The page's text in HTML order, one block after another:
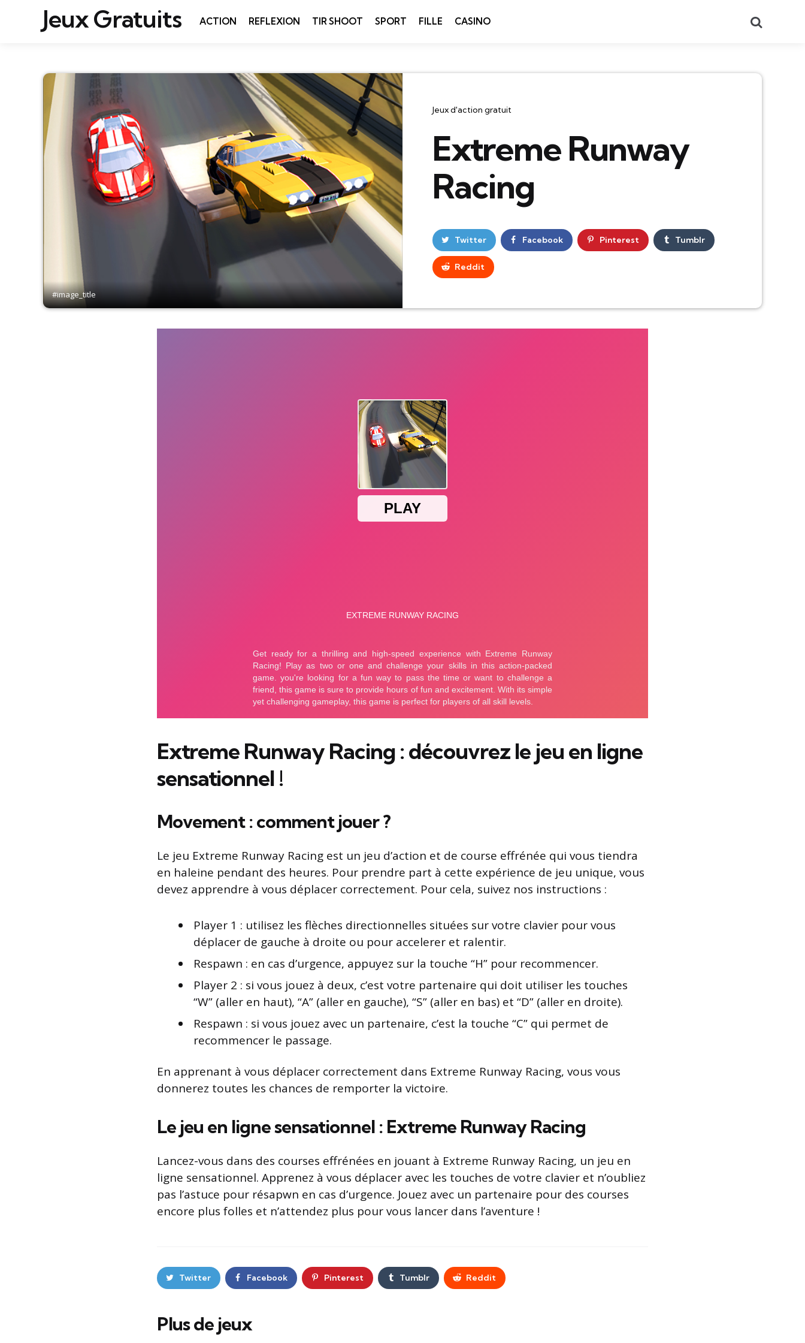
Jeux Gratuits ACTION REFLEXION TIR SHOOT SPORT FILLE CASINO
#image_title
Catégories
Jeux d'action gratuit
Extreme Runway
Racing
Twitter Facebook Pinterest Tumblr
Reddit
Extreme Runway Racing : découvrez le jeu en ligne
sensationnel !
Movement : comment jouer ?
Le jeu Extreme Runway Racing est un jeu d’action et de course effrénée qui vous tiendra
en haleine pendant des heures. Pour prendre part à cette expérience de jeu unique, vous
devez apprendre à vous déplacer correctement. Pour cela, suivez nos instructions :
Player 1 : utilisez les flèches directionnelles situées sur votre clavier pour vous
déplacer de gauche à droite ou pour accelerer et ralentir.
Respawn : en cas d’urgence, appuyez sur la touche “H” pour recommencer.
Player 2 : si vous jouez à deux, c’est votre partenaire qui doit utiliser les touches
“W” (aller en haut), “A” (aller en gauche), “S” (aller en bas) et “D” (aller en droite).
Respawn : si vous jouez avec un partenaire, c’est la touche “C” qui permet de
recommencer le passage.
En apprenant à vous déplacer correctement dans Extreme Runway Racing, vous vous
donnerez toutes les chances de remporter la victoire.
Le jeu en ligne sensationnel : Extreme Runway Racing
Lancez-vous dans des courses effrénées en jouant à Extreme Runway Racing, un jeu en
ligne sensationnel. Apprenez à vous déplacer avec les touches de votre clavier et n’oubliez
pas l’astuce pour résapwn en cas d’urgence. Jouez avec un partenaire pour des courses
encore plus folles et n’attendez plus pour vous lancer dans l’aventure !
Twitter Facebook Pinterest Tumblr Reddit
Plus de jeux
Post